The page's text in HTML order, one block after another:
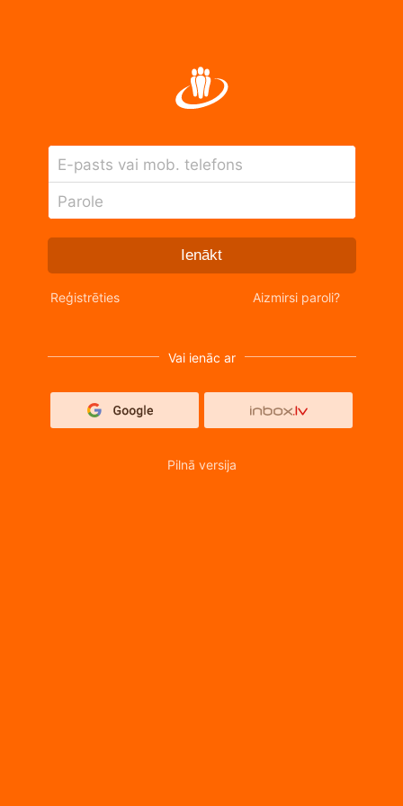
E-pasts vai mob. telefons
Parole
Ienākt
Reģistrēties Aizmirsi paroli?
Vai ienāc ar
Pilnā versija